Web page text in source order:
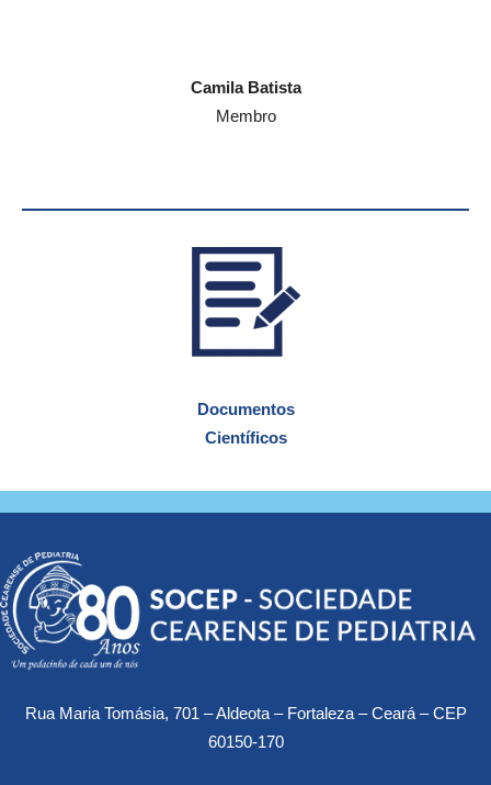
Camila Batista
Membro
Documentos
Científicos
Rua Maria Tomásia, 701 – Aldeota – Fortaleza – Ceará – CEP
60150-170